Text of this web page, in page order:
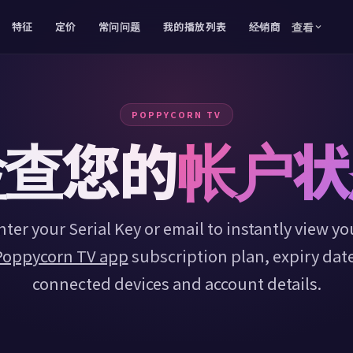
特征 定价 常问问题 我的播放列表 经销商 查看
POPPYCORN TV
您的帐户
your Serial Key or email to instantly view
TV appsubscription plan, expiry
connected devices and account details.